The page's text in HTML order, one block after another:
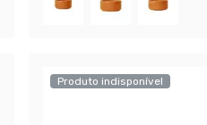
Produto indisponível